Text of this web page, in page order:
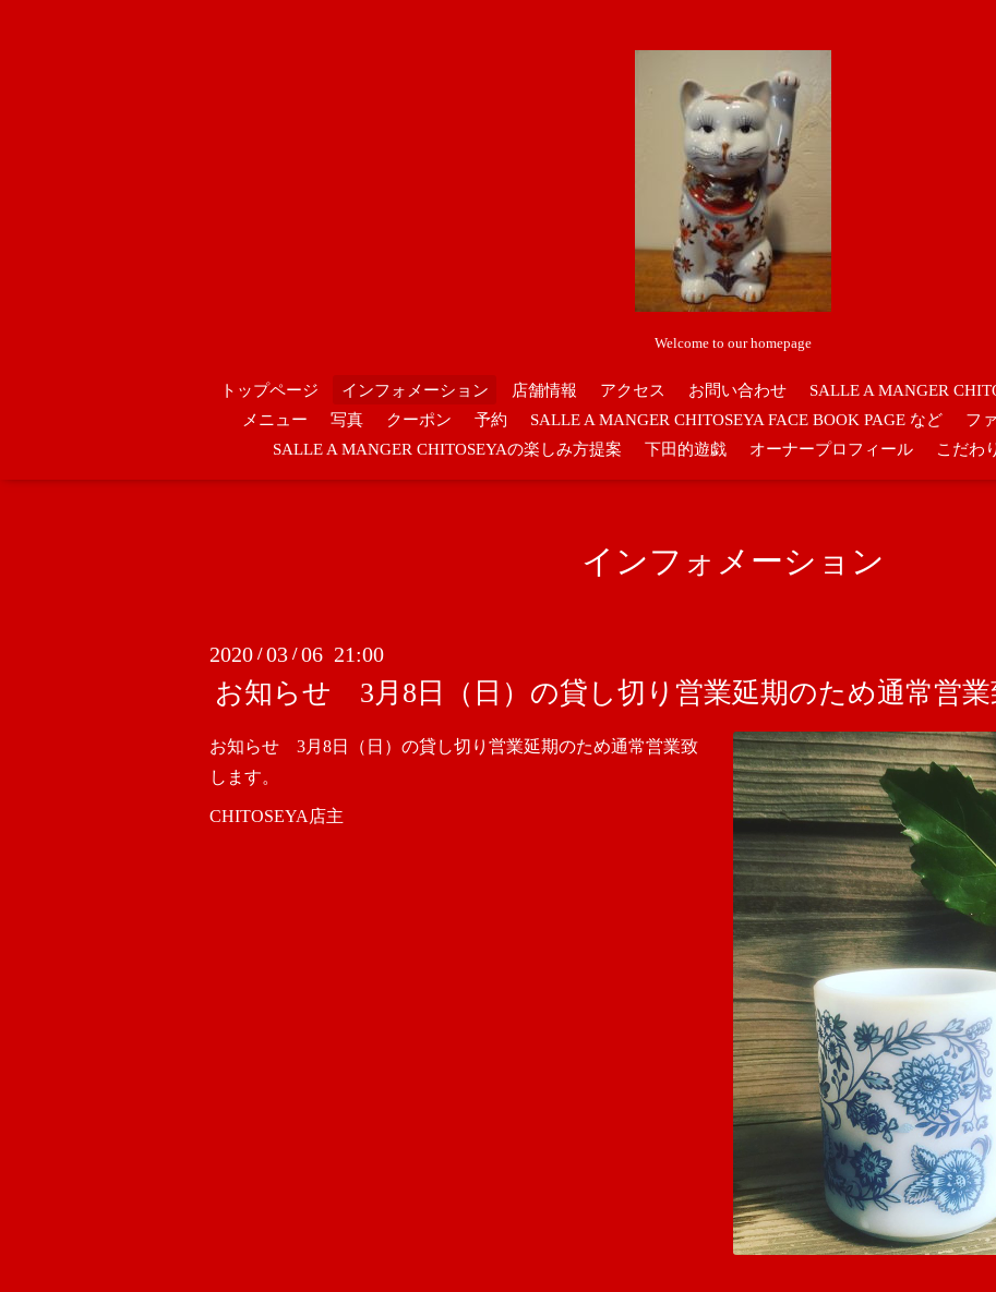
Welcome to our homepage
トップページ インフォメーション 店舗情報 アクセス お問い合わせ SALLE A MANGER
メニュー
写真 クーポン 予約 SALLE A MANGER CHITOSEYA FACE BOOK PAGE など
フ
SALLE A MANGER CHITOSEYAの楽しみ方提案
下田的遊戯 オーナープロフィール こだわ
インフォメーション
2020 /03 /06 21:00
お知らせ 3月8日（日）の貸し切り営業延期のため通常営業
お知らせ 3月8日（日）の貸し切り営業延期のため通常営業致
します。
CHITOSEYA店主